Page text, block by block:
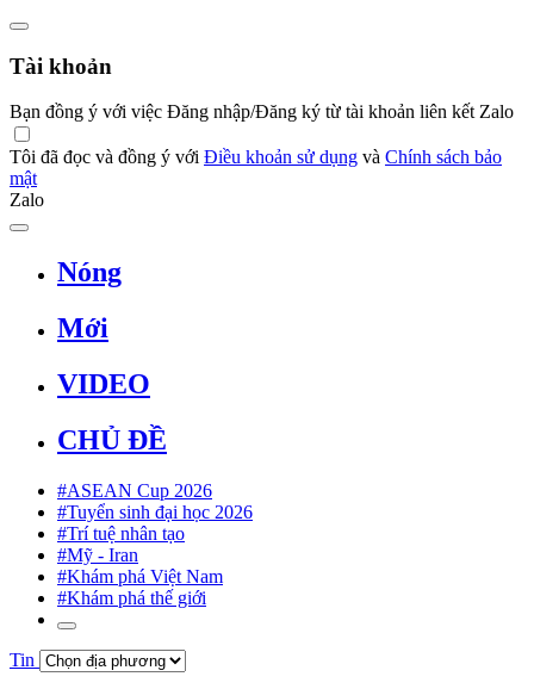
Tài khoản
Bạn đồng ý với việc Đăng nhập/Đăng ký từ tài khoản liên kết Zalo
Tôi đã đọc và đồng ý với Điều khoản sử dụng và Chính sách bảo
mật
Zalo
Nóng
Mới
VIDEO
CHỦ ĐỀ
#ASEAN Cup 2026
#Tuyển sinh đại học 2026
#Trí tuệ nhân tạo
#Mỹ - Iran
#Khám phá Việt Nam
#Khám phá thế giới
Tin